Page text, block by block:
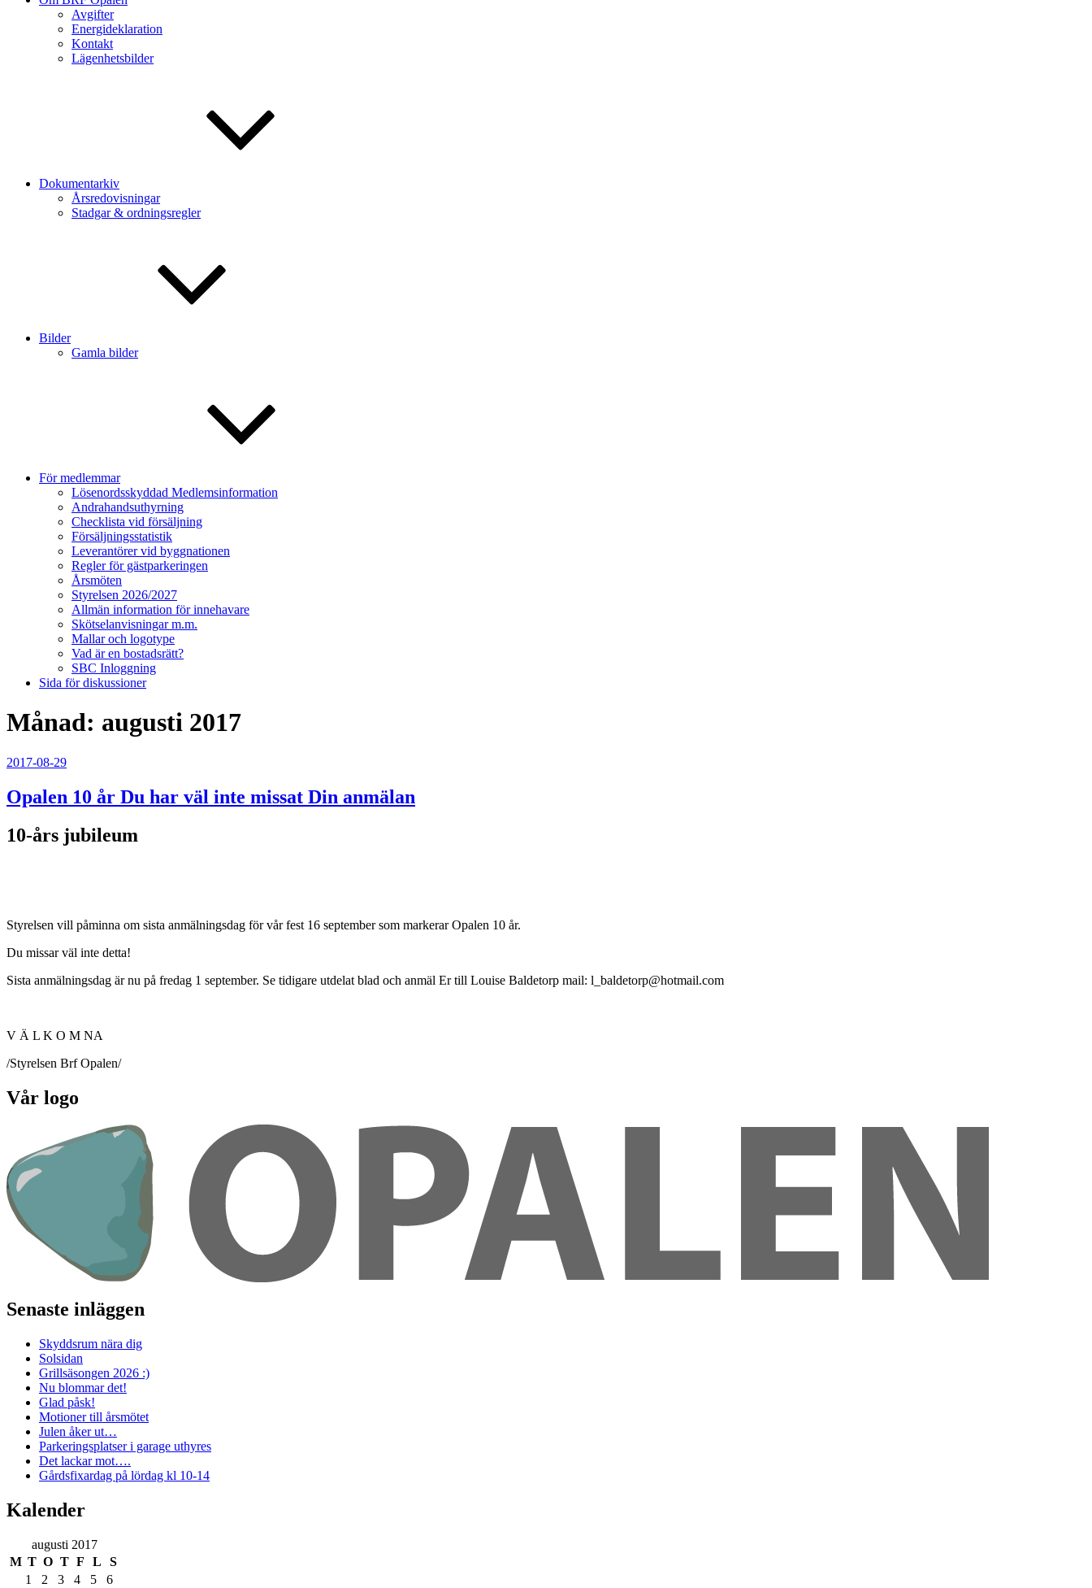
Avgifter
Energideklaration
Kontakt
Lägenhetsbilder
Dokumentarkiv
Årsredovisningar
Stadgar & ordningsregler
Bilder
Gamla bilder
För medlemmar
Lösenordsskyddad Medlemsinformation
Andrahandsuthyrning
Checklista vid försäljning
Försäljningsstatistik
Leverantörer vid byggnationen
Regler för gästparkeringen
Årsmöten
Styrelsen 2026/2027
Allmän information för innehavare
Skötselanvisningar m.m.
Mallar och logotype
Vad är en bostadsrätt?
SBC Inloggning
Sida för diskussioner
Månad: augusti 2017
Publicerat
2017-08-29
Opalen 10 år Du har väl inte missat Din anmälan
10-års jubileum
Styrelsen vill påminna om sista anmälningsdag för vår fest 16 september som markerar Opalen 10 år.
Du missar väl inte detta!
Sista anmälningsdag är nu på fredag 1 september. Se tidigare utdelat blad och anmäl Er till Louise Baldetorp mail: l_baldetorp@hotmail.com
V Ä L K O M NA
/Styrelsen Brf Opalen/
Vår logo
Senaste inläggen
Skyddsrum nära dig
Solsidan
Grillsäsongen 2026 :)
Nu blommar det!
Glad påsk!
Motioner till årsmötet
Julen åker ut…
Parkeringsplatser i garage uthyres
Det lackar mot….
Gårdsfixardag på lördag kl 10-14
Kalender
augusti 2017
M T O T F L
S
1
2 3 4 5
6